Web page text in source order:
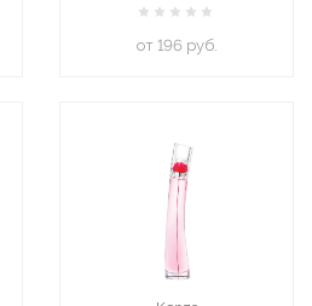
oт 196 руб.